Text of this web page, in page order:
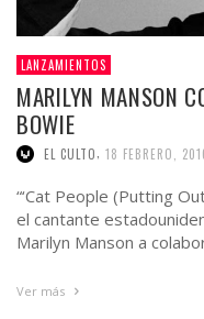
LANZAMIENTOS
MARILYN MANSON
BOWIE
EL CULTO 18 FEBRERO,
“‘Cat People (Putting
el cantante
Marilyn Manson a
Ver más